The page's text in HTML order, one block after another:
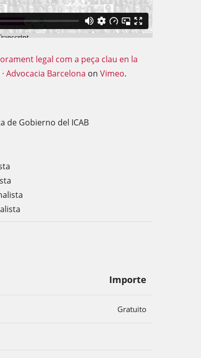
legal com a peça clau en la
· Advocacia Barcelona on Vimeo.
de Gobierno del ICAB
Importe
Gratuito